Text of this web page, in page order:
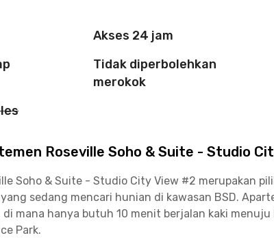
Akses 24 jam
Tidak diperbolehkan
merokok
Roseville Soho & Suite - Studio
Soho & Suite - Studio City View #2 merupakan
sedang mencari hunian di kawasan BSD.
mana hanya butuh 10 menit berjalan kaki menuju
Park.